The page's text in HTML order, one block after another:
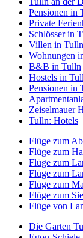
Pensionen in
Private
Schlösser in
Villen in
Wohnungen
B&B in Tulln
Hostels in
Pensionen in
Zeiselmauer
Tulln: Hotels
Flüge zum
Flüge zum
Flüge zum
Flüge zum
Flüge zum
Flüge zum
Flüge von
Die Garten